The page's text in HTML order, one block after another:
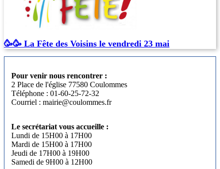
🥳🥳 La Fête des Voisins le vendredi 23 mai
Pour venir nous rencontrer :
2 Place de l'église 77580 Coulommes
Téléphone : 01-60-25-72-32
Courriel : mairie@coulommes.fr
Le secrétariat vous accueille :
Lundi de 15H00 à 17H00
Mardi de 15H00 à 17H00
Jeudi de 17H00 à 19H00
Samedi de 9H00 à 12H00